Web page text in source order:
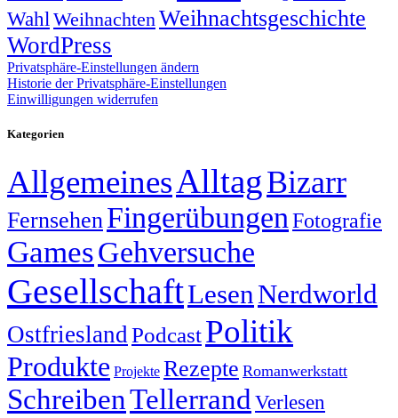
Wahl WeihnachtenWeihnachtsgeschichte
WordPress
Privatsphäre-Einstellungen ändern
Historie der Privatsphäre-Einstellungen
Einwilligungen widerrufen
Kategorien
AllgemeinesAlltagBizarr
FernsehenFingerübungenFotografie
GamesGehversuche
GesellschaftLesenNerdworld
OstfrieslandPodcastPolitik
Produkte Projekte Rezepte Romanwerkstatt
SchreibenTellerrandVerlesen